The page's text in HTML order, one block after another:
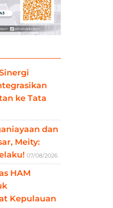
ke Tata
dan
Meity:
07/08/2026
HAM
Kepulauan